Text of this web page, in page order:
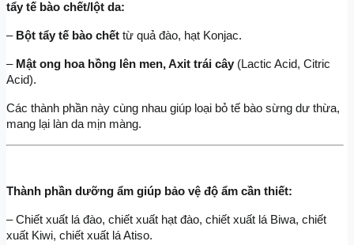
tẩy tế bào chết/lột da:
– Bột tẩy tế bào chết từ quả đào, hạt Konjac.
– Mật ong hoa hồng lên men, Axit trái cây (Lactic Acid, Citric
Acid).
Các thành phần này cùng nhau giúp loại bỏ tế bào sừng dư thừa,
mang lại làn da mịn màng.
Thành phần dưỡng ẩm giúp bảo vệ độ ẩm cần thiết:
– Chiết xuất lá đào, chiết xuất hạt đào, chiết xuất lá Biwa, chiết
xuất Kiwi, chiết xuất lá Atiso.